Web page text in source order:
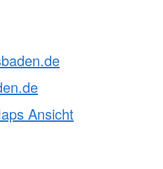
Ansicht